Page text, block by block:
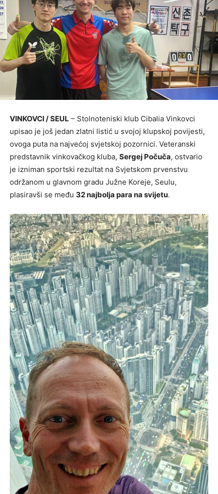
VINKOVCI / SEUL – Stolnoteniski klub Cibalia Vinkovci
upisao je još jedan zlatni listić u svojoj klupskoj povijesti,
ovoga puta na najvećoj svjetskoj pozornici. Veteranski
predstavnik vinkovačkog kluba, Sergej Počuča, ostvario
je izniman sportski rezultat na Svjetskom prvenstvu
održanom u glavnom gradu Južne Koreje, Seulu,
plasiravši se među 32 najbolja para na svijetu.